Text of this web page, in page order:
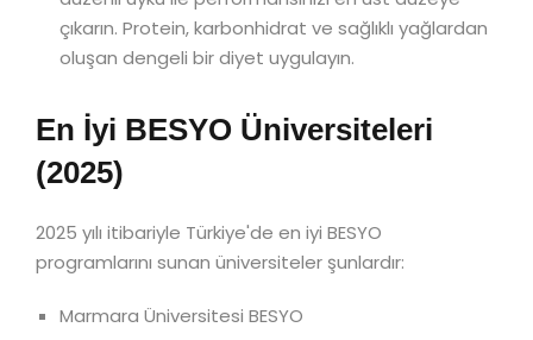
çıkarın. Protein, karbonhidrat ve sağlıklı yağlardan
oluşan dengeli bir diyet uygulayın.
En İyi BESYO Üniversiteleri
(2025)
2025 yılı itibariyle Türkiye'de en iyi BESYO
programlarını sunan üniversiteler şunlardır:
Marmara Üniversitesi BESYO